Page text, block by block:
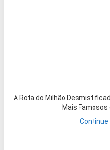
A Rota do Milhão
Mais Famosos
Continue